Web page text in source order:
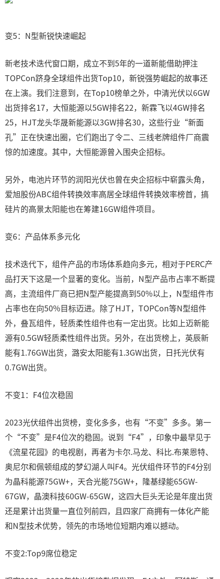
变5：N型新锐快速崛起
新老技术迭代窗口期，成立不到5年的一道新能借助押注
TOPCon跻身全球组件出货Top10，新锐强势崛起的故事还
在上演。我们注意到，在Top10榜单之外，中清光伏以6GW
出货排名17，大恒能源以5GW排名22，新霖飞以4GW排名
25，HJT龙头华晟新能源以3GW排名30，这些行业“新面
孔”正在快速出圈，它们跑出了令二、三线老牌组件厂商震
惊的加速度。其中，大恒能源曾入围央企招标。
另外，电池片环节的润阳光伏也曾在央企招标中崭露头角，
爱旭股份ABC组件转换效率高居全球组件转换效率榜首，搞
硅片的高景太阳能也在筹建16GW组件项目。
变6：产品体系多元化
技术迭代下，组件产品的市场体系趋向多元，相对于PERC产
品打天下这是一个显著的变化。当前，N型产品市占率不断提
高，主流组件厂商已把N型产能提高到50%以上，N型组件市
占率也在向50%目标迈进。除了HJT，TOPCon等N型组件
外，叠瓦组件，轻质柔性组件也有一定出货。比如上迈新能
源有0.5GW轻质柔性组件出货。另外，在出货榜上，英辰新
能有1.76GW出货，潞安太阳能有1.3GW出货，日托光伏有
0.7GW出货。
不变1：F4位次稳固
2023光伏组件出货榜，变化多多，也有“不变”多多。第一
个“不变”是F4位次的稳固。说到“F4”，印象中最早见于
《流星花园》的电视剧，再者为卡尔.马龙、科比.布莱恩特、
奥尼尔和佩顿组成的梦幻湖人叫F4。光伏组件环节的F4分别
为晶科能源75GW+，天合光能75GW+，隆基绿能65GW-
67GW，晶澳科技60GW-65GW，这四大巨头无论是年度出货
还是累计出货量一直位列前四，且四家厂商拥有一体化产能
和N型技术优势，领先的市场地位短期内难以撼动。
不变2:Top9席位稳定